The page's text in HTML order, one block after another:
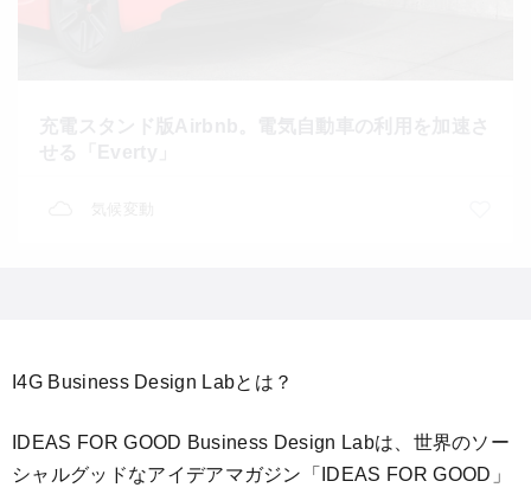
I4G Business Design Labとは？
IDEAS FOR GOOD Business Design Labは、世界のソー
シャルグッドなアイデアマガジン「IDEAS FOR GOOD」